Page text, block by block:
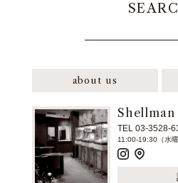
about us
Shellman
TEL 03-3528-
11:00-19:30（水曜